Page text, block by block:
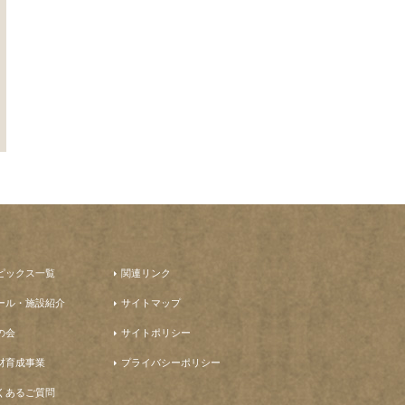
ックス一覧
ル・施設紹介
会
育成事業
あるご質問
関連リンク
サイトマップ
サイトポリシー
プライバシーポリシー